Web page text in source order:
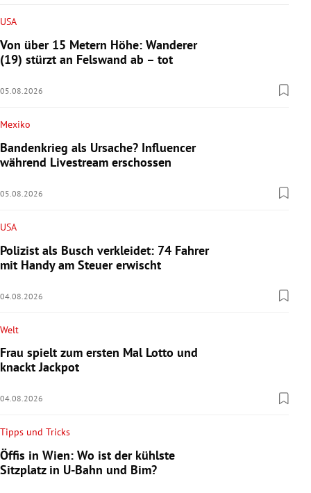
USA
Von über 15 Metern Höhe: Wanderer
(19) stürzt an Felswand ab – tot
05.08.2026
Mexiko
Bandenkrieg als Ursache? Influencer
während Livestream erschossen
05.08.2026
USA
Polizist als Busch verkleidet: 74 Fahrer
mit Handy am Steuer erwischt
04.08.2026
Welt
Frau spielt zum ersten Mal Lotto und
knackt Jackpot
04.08.2026
Tipps und Tricks
Öffis in Wien: Wo ist der kühlste
Sitzplatz in U-Bahn und Bim?